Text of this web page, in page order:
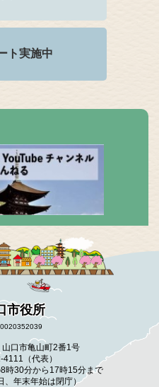
ト実施中
市役所
口市亀山町2番1号
（代表）
時30分から17時15分まで
、年末年始は閉庁）